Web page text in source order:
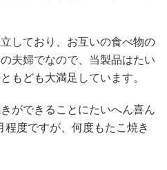
しており、お互いの食べ物の
夫婦でなので、当製品はたい
もども大満足しています。
ができることにたいへん喜ん
程度ですが、何度もたこ焼き